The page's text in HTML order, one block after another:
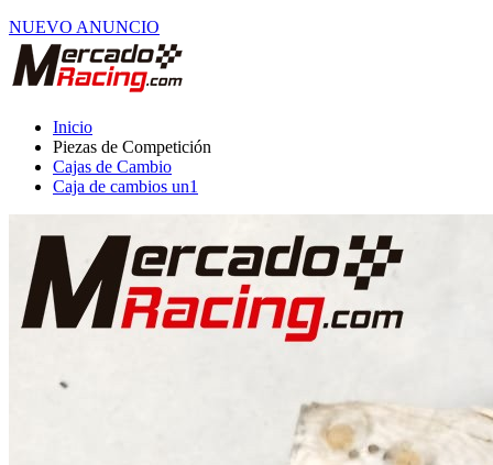
NUEVO ANUNCIO
Inicio
Piezas de Competición
Cajas de Cambio
Caja de cambios un1